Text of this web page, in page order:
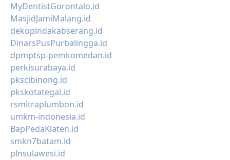
MyDentistGorontalo.id
MasjidJamiMalang.id
dekopindakabserang.id
DinarsPusPurbalingga.id
dpmptsp-pemkomedan.id
perkisurabaya.id
pkscibinong.id
pkskotategal.id
rsmitraplumbon.id
umkm-indonesia.id
BapPedaKlaten.id
smkn7batam.id
plnsulawesi.id